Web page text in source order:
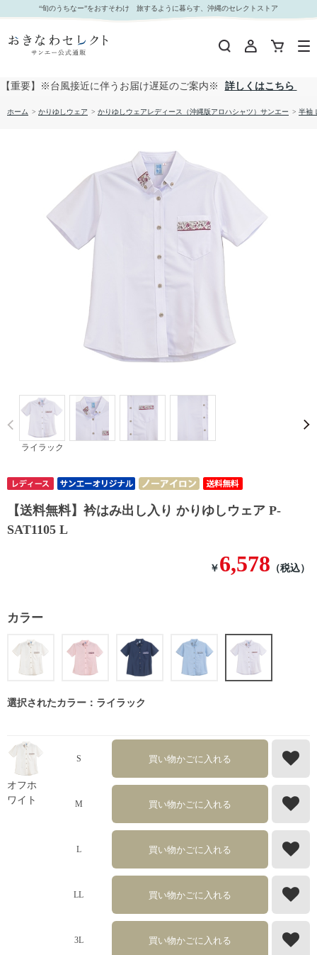
【送料無料】衿はみ出し入り かりゆしウェア P-SAT1105 L｜おきなわセレクト サンエー公式通
販
“旬のうちなー”をおすそわけ 旅するように暮らす、沖縄のセレクトストア
【重要】※台風接近に伴うお届け遅延のご案内※ 詳しくはこちら
ホーム > かりゆしウェア > かりゆしウェアレディース（沖縄版アロハシャツ）サンエー > 半袖
ライラック
Prev
【送料無料】衿はみ出し入り かりゆしウェア P-
SAT1105 L
￥ 6,578 （税込）
カラー
選択されたカラー：ライラック
オフホ
ワイト
S 買い物かごに入れる
M 買い物かごに入れる
L 買い物かごに入れる
LL 買い物かごに入れる
3L 買い物かごに入れる